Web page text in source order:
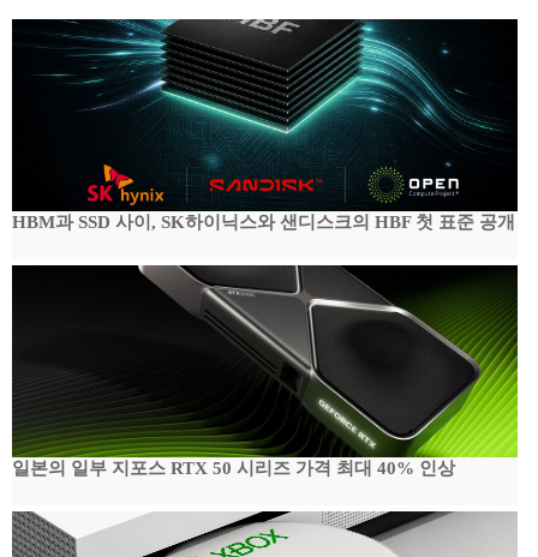
HBM과 SSD 사이, SK하이닉스와 샌디스크의 HBF 첫 표준 공개
일본의 일부 지포스 RTX 50 시리즈 가격 최대 40% 인상